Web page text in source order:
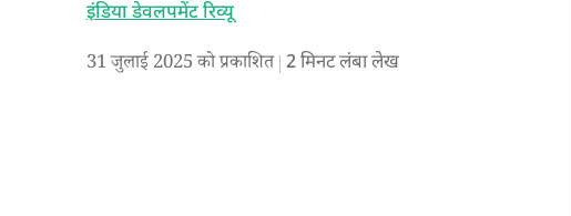
इंडिया डेवलपमेंट रिव्यू
31 जुलाई 2025 को प्रकाशित 2मिनट लंबा लेख